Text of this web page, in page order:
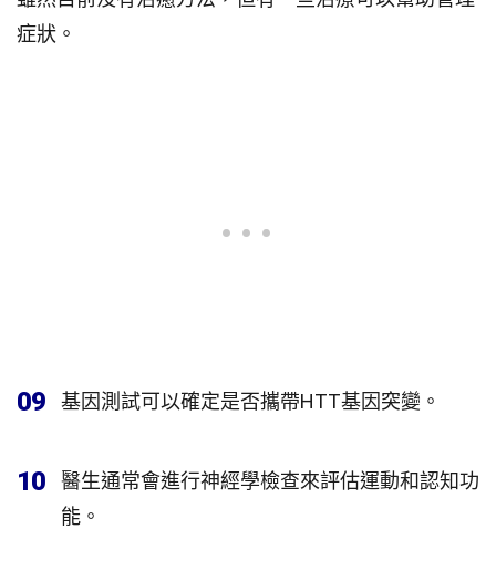
症狀。
09 基因測試可以確定是否攜帶HTT基因突變。
10
醫生通常會進行神經學檢查來評估運動和認知功
能。